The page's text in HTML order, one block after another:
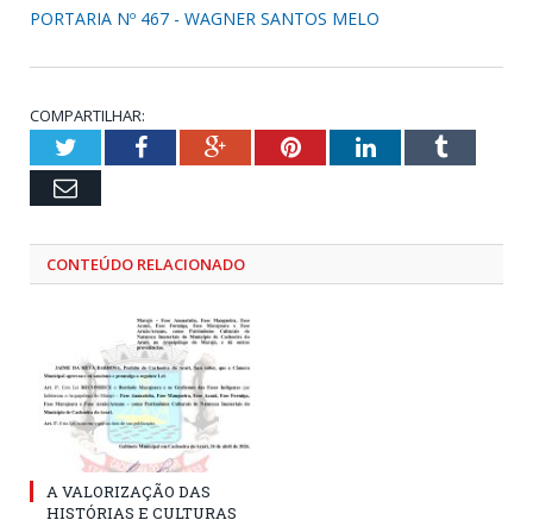
PORTARIA Nº 467 - WAGNER SANTOS MELO
COMPARTILHAR:
TwitterFacebookGoogle+PinterestLinkedInTumblr
Email
CONTEÚDO RELACIONADO
A VALORIZAÇÃO DAS
HISTÓRIAS E CULTURAS